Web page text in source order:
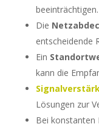
beeinträchtigen.
Die
entscheidende
Ein
kann die
Lösungen zur
Bei konstanten